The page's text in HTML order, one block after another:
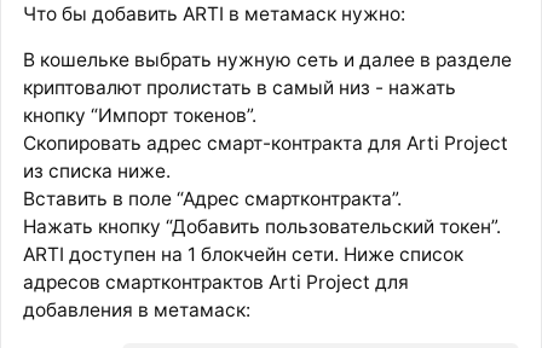
Что бы добавить ARTI в метамаск нужно:
В кошельке выбрать нужную сеть и далее в разделе
криптовалют пролистать в самый низ - нажать
кнопку “Импорт токенов”.
Скопировать адрес смарт-контракта для Arti Project
из списка ниже.
Вставить в поле “Адрес смартконтракта”.
Нажать кнопку “Добавить пользовательский токен”.
ARTI доступен на 1 блокчейн сети. Ниже список
адресов смартконтрактов Arti Project для
добавления в метамаск: